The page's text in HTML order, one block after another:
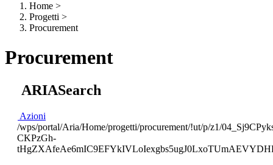
Home >
Progetti >
Procurement
Procurement
ARIASearch
Azioni
/wps/portal/Aria/Home/progetti/procurement/!ut/p/z1/
CKPzGh-